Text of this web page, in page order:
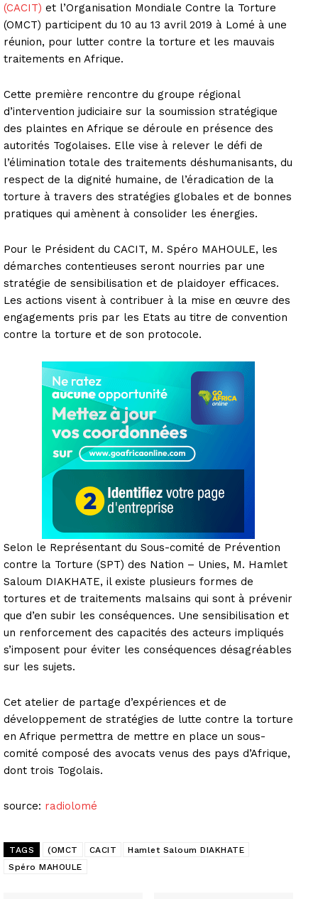
(CACIT) et l’Organisation Mondiale Contre la Torture
(OMCT) participent du 10 au 13 avril 2019 à Lomé à une
réunion, pour lutter contre la torture et les mauvais
traitements en Afrique.
Cette première rencontre du groupe régional
d’intervention judiciaire sur la soumission stratégique
des plaintes en Afrique se déroule en présence des
autorités Togolaises. Elle vise à relever le défi de
l’élimination totale des traitements déshumanisants, du
respect de la dignité humaine, de l’éradication de la
torture à travers des stratégies globales et de bonnes
pratiques qui amènent à consolider les énergies.
Pour le Président du CACIT, M. Spéro MAHOULE, les
démarches contentieuses seront nourries par une
stratégie de sensibilisation et de plaidoyer efficaces.
Les actions visent à contribuer à la mise en œuvre des
engagements pris par les Etats au titre de convention
contre la torture et de son protocole.
Selon le Représentant du Sous-comité de Prévention
contre la Torture (SPT) des Nation – Unies, M. Hamlet
Saloum DIAKHATE, il existe plusieurs formes de
tortures et de traitements malsains qui sont à prévenir
que d’en subir les conséquences. Une sensibilisation et
un renforcement des capacités des acteurs impliqués
s’imposent pour éviter les conséquences désagréables
sur les sujets.
Cet atelier de partage d’expériences et de
développement de stratégies de lutte contre la torture
en Afrique permettra de mettre en place un sous-
comité composé des avocats venus des pays d’Afrique,
dont trois Togolais.
source: radiolomé
TAGS (OMCT CACIT
Hamlet Saloum DIAKHATE
Spéro MAHOULE